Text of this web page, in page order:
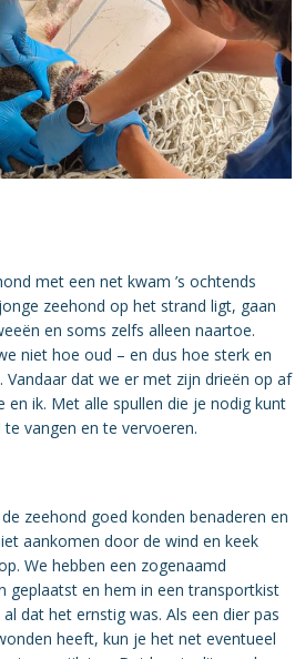
met een net kwam ’s ochtends
zeehond op het strand ligt, gaan
en soms zelfs alleen naartoe.
niet hoe oud – en dus hoe sterk en
Vandaar dat we er met zijn drieën op af
en ik. Met alle spullen die je nodig kunt
vangen en te vervoeren.
zeehond goed konden benaderen en
aankomen door de wind en keek
We hebben een zogenaamd
geplaatst en hem in een transportkist
dat het ernstig was. Als een dier pas
heeft, kun je het net eventueel